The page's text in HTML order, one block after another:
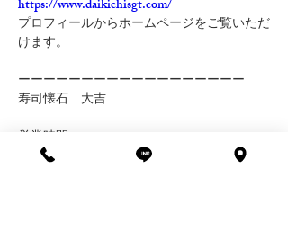
https://www.daikichisgt.com/
プロフィールからホームページをご覧いただ
けます。
ーーーーーーーーーーーーーーーーーー
寿司懐石　大吉
営業時間
ランチ 11:00〜15:00 (L.O14:30)